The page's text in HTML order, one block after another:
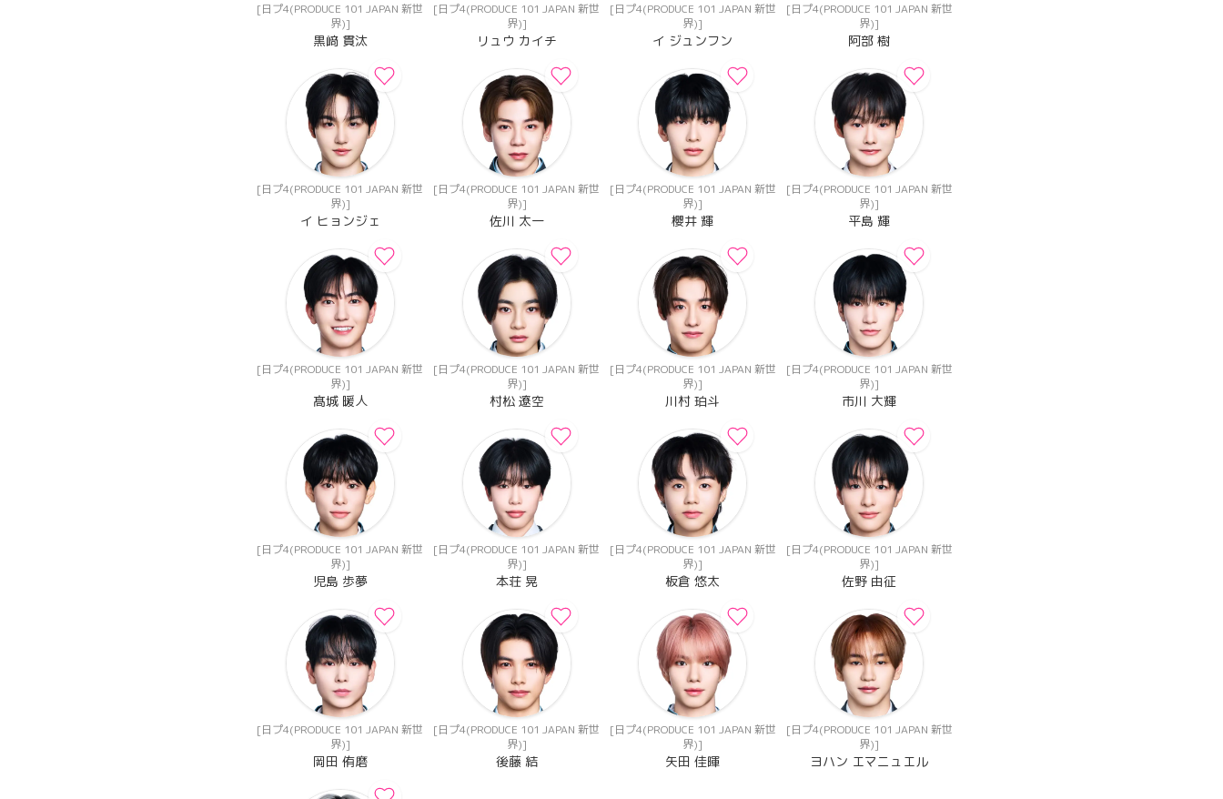
[日プ4(PRODUCE 101 JAPAN 新世
界)]
黒﨑 貫汰
[日プ4(PRODUCE 101 JAPAN 新世
界)]
リュウ カイチ
[日プ4(PRODUCE 101 JAPAN 新世
界)]
イ ジュンフン
[日プ4(PRODUCE 101 JAPAN 新世
界)]
阿部 樹
[日プ4(PRODUCE 101 JAPAN 新世
界)]
イ ヒョンジェ
[日プ4(PRODUCE 101 JAPAN 新世
界)]
佐川 太一
[日プ4(PRODUCE 101 JAPAN 新世
界)]
櫻井 輝
[日プ4(PRODUCE 101 JAPAN 新世
界)]
平島 輝
[日プ4(PRODUCE 101 JAPAN 新世
界)]
髙城 暖人
[日プ4(PRODUCE 101 JAPAN 新世
界)]
村松 遼空
[日プ4(PRODUCE 101 JAPAN 新世
界)]
川村 珀斗
[日プ4(PRODUCE 101 JAPAN 新世
界)]
市川 大輝
[日プ4(PRODUCE 101 JAPAN 新世
界)]
児島 歩夢
[日プ4(PRODUCE 101 JAPAN 新世
界)]
本荘 晃
[日プ4(PRODUCE 101 JAPAN 新世
界)]
板倉 悠太
[日プ4(PRODUCE 101 JAPAN 新世
界)]
佐野 由征
[日プ4(PRODUCE 101 JAPAN 新世
界)]
岡田 侑磨
[日プ4(PRODUCE 101 JAPAN 新世
界)]
後藤 結
[日プ4(PRODUCE 101 JAPAN 新世
界)]
矢田 佳暉
[日プ4(PRODUCE 101 JAPAN 新世
界)]
ヨハン エマニュエル